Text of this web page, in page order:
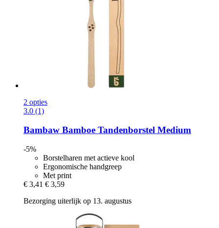
2 opties
3.0 (1)
Bambaw Bamboe Tandenborstel Medium
-5%
Borstelharen met actieve kool
Ergonomische handgreep
Met print
€ 3,41 € 3,59
Bezorging uiterlijk op 13. augustus